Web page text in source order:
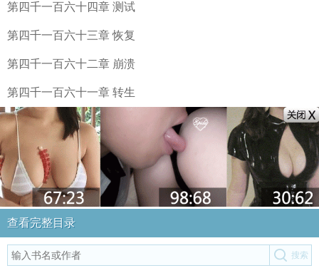
第四千一百六十四章 测试
第四千一百六十三章 恢复
第四千一百六十二章 崩溃
第四千一百六十一章 转生
查看完整目录